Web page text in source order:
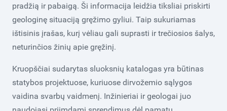
pradžią ir pabaigą. Ši informacija leidžia tiksliai priskirti
geologinę situaciją gręžimo gyliui. Taip sukuriamas
ištisinis įrašas, kurį vėliau gali suprasti ir trečiosios šalys,
neturinčios žinių apie gręžinį.
Kruopščiai sudarytas sluoksnių katalogas yra būtinas
statybos projektuose, kuriuose dirvožemio sąlygos
vaidina svarbų vaidmenį. Inžinieriai ir geologai juo